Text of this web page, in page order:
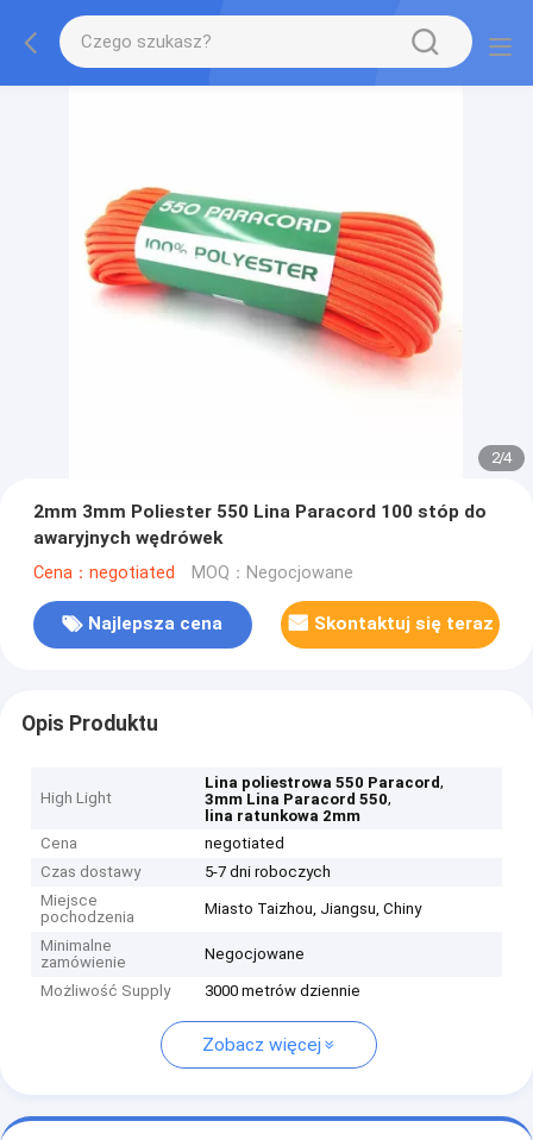
2/4
2mm 3mm Poliester 550 Lina Paracord 100 stóp do
awaryjnych wędrówek
Cena：negotiated MOQ：Negocjowane
Najlepsza cena Skontaktuj się teraz
Opis Produktu
High Light
Lina poliestrowa 550 Paracord,
3mm Lina Paracord 550,
lina ratunkowa 2mm
Cena
negotiated
Czas dostawy
5-7 dni roboczych
Miejsce
pochodzenia
Miasto Taizhou, Jiangsu, Chiny
Minimalne
zamówienie
Negocjowane
Możliwość Supply 3000 metrów dziennie
Zobacz więcej